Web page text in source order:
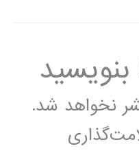
نخواهد شد.